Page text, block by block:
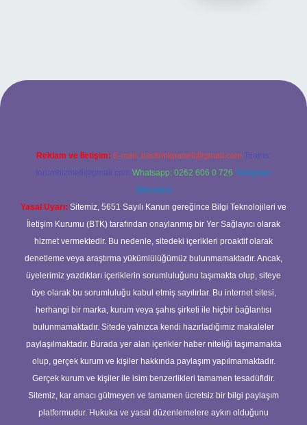
giriş
Reklam ve İletişim: E-mail: backlinkpaneli@gmail.com Teams:
forumhizmeti@gmail.com Whatsapp: 0262 606 0 726 Telegram:
@karabul
Yasal Uyarı: Sitemiz, 5651 Sayılı Kanun gereğince Bilgi Teknolojileri ve
İletişim Kurumu (BTK) tarafından onaylanmış bir Yer Sağlayıcı olarak
hizmet vermektedir. Bu nedenle, sitedeki içerikleri proaktif olarak
denetleme veya araştırma yükümlülüğümüz bulunmamaktadır. Ancak,
üyelerimiz yazdıkları içeriklerin sorumluluğunu taşımakta olup, siteye
üye olarak bu sorumluluğu kabul etmiş sayılırlar. Bu internet sitesi,
herhangi bir marka, kurum veya şahıs şirketi ile hiçbir bağlantısı
bulunmamaktadır. Sitede yalnızca kendi hazırladığımız makaleler
paylaşılmaktadır. Burada yer alan içerikler haber niteliği taşımamakta
olup, gerçek kurum ve kişiler hakkında paylaşım yapılmamaktadır.
Gerçek kurum ve kişiler ile isim benzerlikleri tamamen tesadüfidir.
Sitemiz, kar amacı gütmeyen ve tamamen ücretsiz bir bilgi paylaşım
platformudur. Hukuka ve yasal düzenlemelere aykırı olduğunu